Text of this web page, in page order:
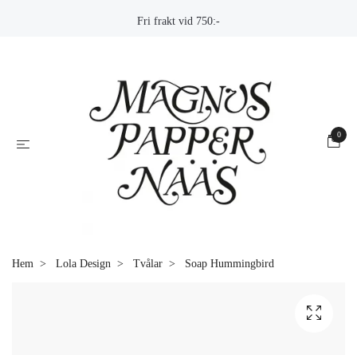
Fri frakt vid 750:-
0
Hem Lola Design Tvålar Soap Hummingbird